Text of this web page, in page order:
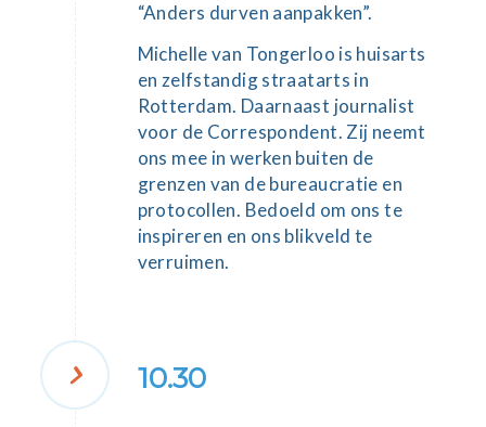
“Anders durven aanpakken”.
Michelle van Tongerloo is huisarts
en zelfstandig straatarts in
Rotterdam. Daarnaast journalist
voor de Correspondent. Zij neemt
ons mee in werken buiten de
grenzen van de bureaucratie en
protocollen. Bedoeld om ons te
inspireren en ons blikveld te
verruimen.
10.30